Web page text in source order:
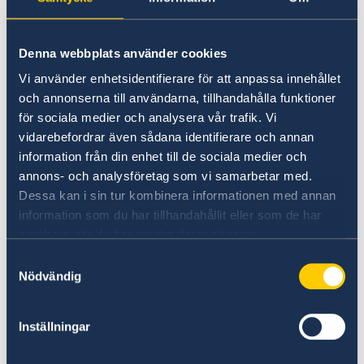
Denna webbplats använder cookies
Vi använder enhetsidentifierare för att anpassa innehållet
och annonserna till användarna, tillhandahålla funktioner
för sociala medier och analysera vår trafik. Vi
vidarebefordrar även sådana identifierare och annan
information från din enhet till de sociala medier och
annons- och analysföretag som vi samarbetar med.
Dessa kan i sin tur kombinera informationen med annan
information som du har tillhandahållit eller som de har
Nödvändig
Inställningar
kan du ansöka på en pappersblankett som du
lämnar in till ambassaden.
Sveriges ambassad tar emot ansökningar om
uppehållstillstånd från medborgare i:
• Ryssland
• övriga länder som är permanent och lagligt